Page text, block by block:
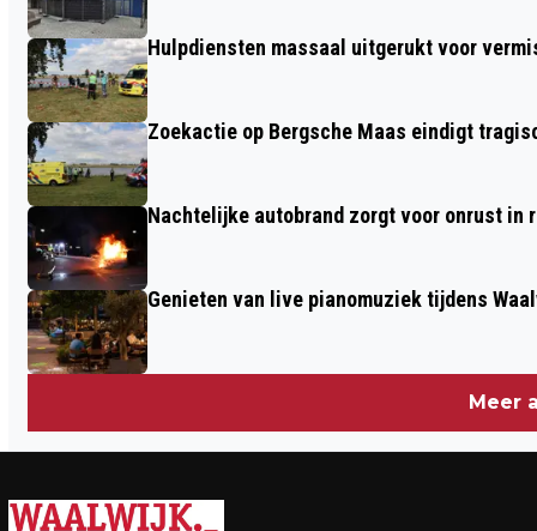
Hulpdiensten massaal uitgerukt voor
Zoekactie op Bergsche Maas eindigt
Nachtelijke autobrand zorgt voor onrust in
Genieten van live pianomuziek tijdens
Meer